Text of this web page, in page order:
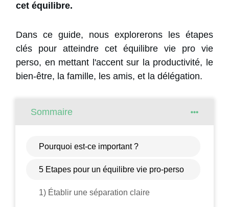
cet équilibre.
Dans ce guide, nous explorerons les étapes
clés pour atteindre cet équilibre vie pro vie
perso, en mettant l'accent sur la productivité, le
bien-être, la famille, les amis, et la délégation.
Sommaire
Pourquoi est-ce important ?
5 Etapes pour un équilibre vie pro-perso
1) Établir une séparation claire